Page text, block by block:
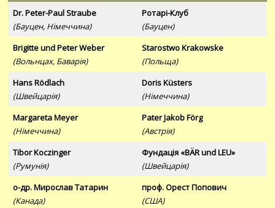
Dr. Peter-Paul Straube
(Бауцен, Німеччина)
Ротарі-Клуб
(Бауцен)
Brigitte und Peter Weber
(Вольнцах, Баварія)
Starostwo Krakowske
(Польща)
Hans Rödlach
(Швейцарія)
Doris Küsters
(Німеччина)
Margareta Meyer
(Німеччина)
Pater Jakob Förg
(Австрія)
Tibor Koczinger
(Румунія)
Фундація «BÄR und LEU»
(Швейцарія)
о-др. Мирослав Татарин
(Канада)
проф. Орест Попович
(США)